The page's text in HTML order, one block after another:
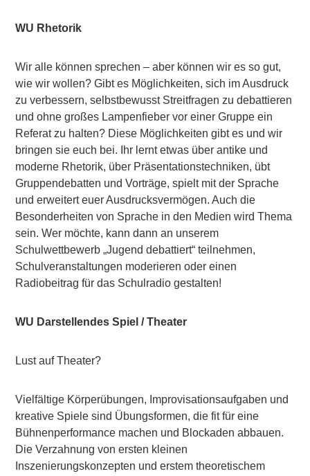
WU Rhetorik
Wir alle können sprechen – aber können wir es so gut,
wie wir wollen? Gibt es Möglichkeiten, sich im Ausdruck
zu verbessern, selbstbewusst Streitfragen zu debattieren
und ohne großes Lampenfieber vor einer Gruppe ein
Referat zu halten? Diese Möglichkeiten gibt es und wir
bringen sie euch bei. Ihr lernt etwas über antike und
moderne Rhetorik, über Präsentationstechniken, übt
Gruppendebatten und Vorträge, spielt mit der Sprache
und erweitert euer Ausdrucksvermögen. Auch die
Besonderheiten von Sprache in den Medien wird Thema
sein. Wer möchte, kann dann an unserem
Schulwettbewerb „Jugend debattiert“ teilnehmen,
Schulveranstaltungen moderieren oder einen
Radiobeitrag für das Schulradio gestalten!
WU Darstellendes Spiel / Theater
Lust auf Theater?
Vielfältige Körperübungen, Improvisationsaufgaben und
kreative Spiele sind Übungsformen, die fit für eine
Bühnenperformance machen und Blockaden abbauen.
Die Verzahnung von ersten kleinen
Inszenierungskonzepten und erstem theoretischem